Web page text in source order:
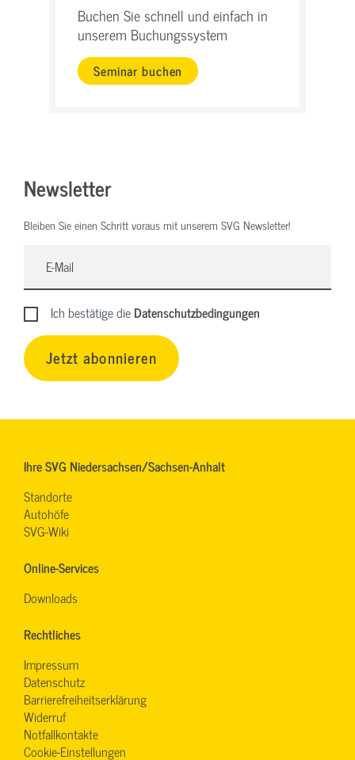
Buchen Sie schnell und einfach in
unserem Buchungssystem
Seminar buchen
Newsletter
Bleiben Sie einen Schritt voraus mit unserem SVG Newsletter!
Ich bestätige dieDatenschutzbedingungen
Jetzt abonnieren
Ihre SVG Niedersachsen/Sachsen-Anhalt
Standorte
Autohöfe
SVG-Wiki
Online-Services
Downloads
Rechtliches
Impressum
Datenschutz
Barrierefreiheitserklärung
Widerruf
Notfallkontakte
Cookie-Einstellungen